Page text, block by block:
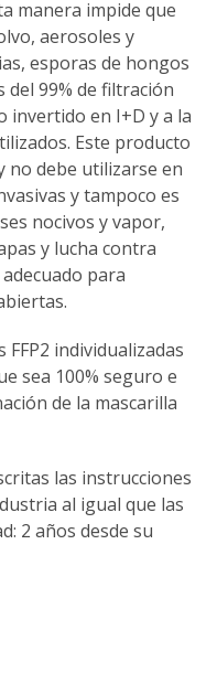
manera impide que
aerosoles y
esporas de hongos
del 99% de filtración
invertido en I+D y a la
Este producto
no debe utilizarse en
y tampoco es
nocivos y vapor,
y lucha contra
para
FFP2 individualizadas
sea 100% seguro e
de la mascarilla
las instrucciones
al igual que las
2 años desde su